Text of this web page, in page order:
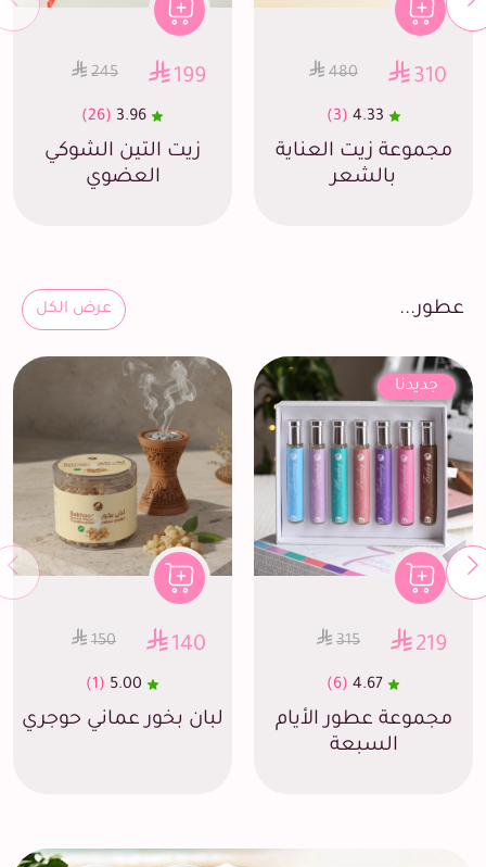
310
480
4.33
(3)
مجموعة زيت العناية
بالشعر
199
245
3.96
(26)
زيت التين الشوكي
العضوي
عطور... عرض الكل
جديدنا
219
315
4.67
(6)
مجموعة عطور الأيام
السبعة
140
150
5.00
(1)
لبان بخور عماني حوجري